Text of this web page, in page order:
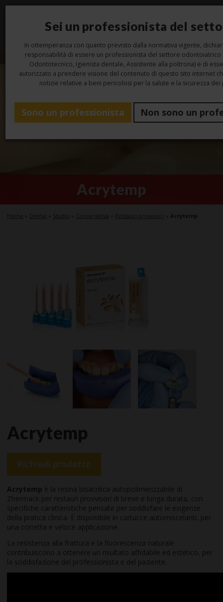
Acrytemp
Home Dental Studio Conservativa Restauri provvisori Acrytemp
Acrytemp
Richiedi prodotto
Acrytemp è la resina bisacrilica autopolimerizzabile di
Zhermack per restauri provvisori di breve e lunga durata, con
specifiche caratteristiche pensate per soddisfare le esigenze
della pratica clinica. È disponibile in cartucce automiscelanti, per
una corretta e veloce applicazione.
La resistenza alla frattura e la fluorescenza naturale
contribuiscono a ottenere un risultato affidabile ed estetico, per
la soddisfazione del professionista e del paziente.
Sei un professionista del
In ottemperanza con quanto previsto dalla normativa vigente,
responsabilità di essere un professionista del settore odontoiatrico
Odontotecnico, Igienista dentale, Assistente alla poltrona) e di
autorizzato a prendere visione del contenuto di questo sito internet
notizie relative a beni pericolosi per la salute e la sicurezza dei
Sono un professionista Non sono un